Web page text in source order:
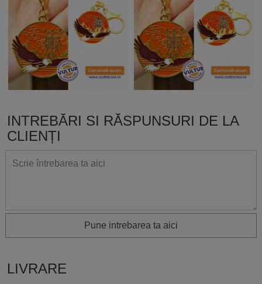
INTREBĂRI SI RĂSPUNSURI DE LA
CLIENȚI
Pune intrebarea ta aici
LIVRARE